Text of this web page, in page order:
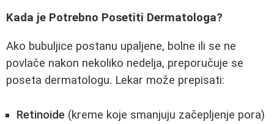
Kada je Potrebno Posetiti Dermatologa?
Ako bubuljice postanu upaljene, bolne ili se ne
povlače nakon nekoliko nedelja, preporučuje se
poseta dermatologu. Lekar može prepisati:
Retinoide (kreme koje smanjuju začepljenje pora)